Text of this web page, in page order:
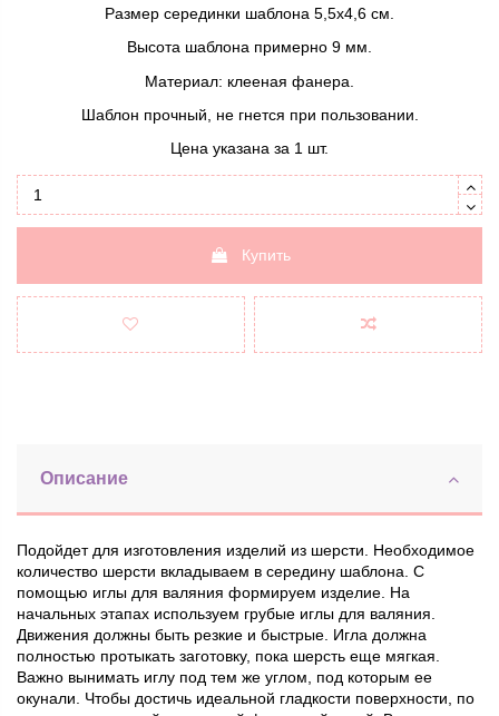
Размер серединки шаблона 5,5х4,6 см.
Высота шаблона примерно 9 мм.
Материал: клееная фанера.
Шаблон прочный, не гнется при пользовании.
Цена указана за 1 шт.
Купить
Описание
Подойдет для изготовления изделий из шерсти. Необходимое
количество шерсти вкладываем в середину шаблона. С
помощью иглы для валяния формируем изделие. На
начальных этапах используем грубые иглы для валяния.
Движения должны быть резкие и быстрые. Игла должна
полностью протыкать заготовку, пока шерсть еще мягкая.
Важно вынимать иглу под тем же углом, под которым ее
окунали. Чтобы достичь идеальной гладкости поверхности, по